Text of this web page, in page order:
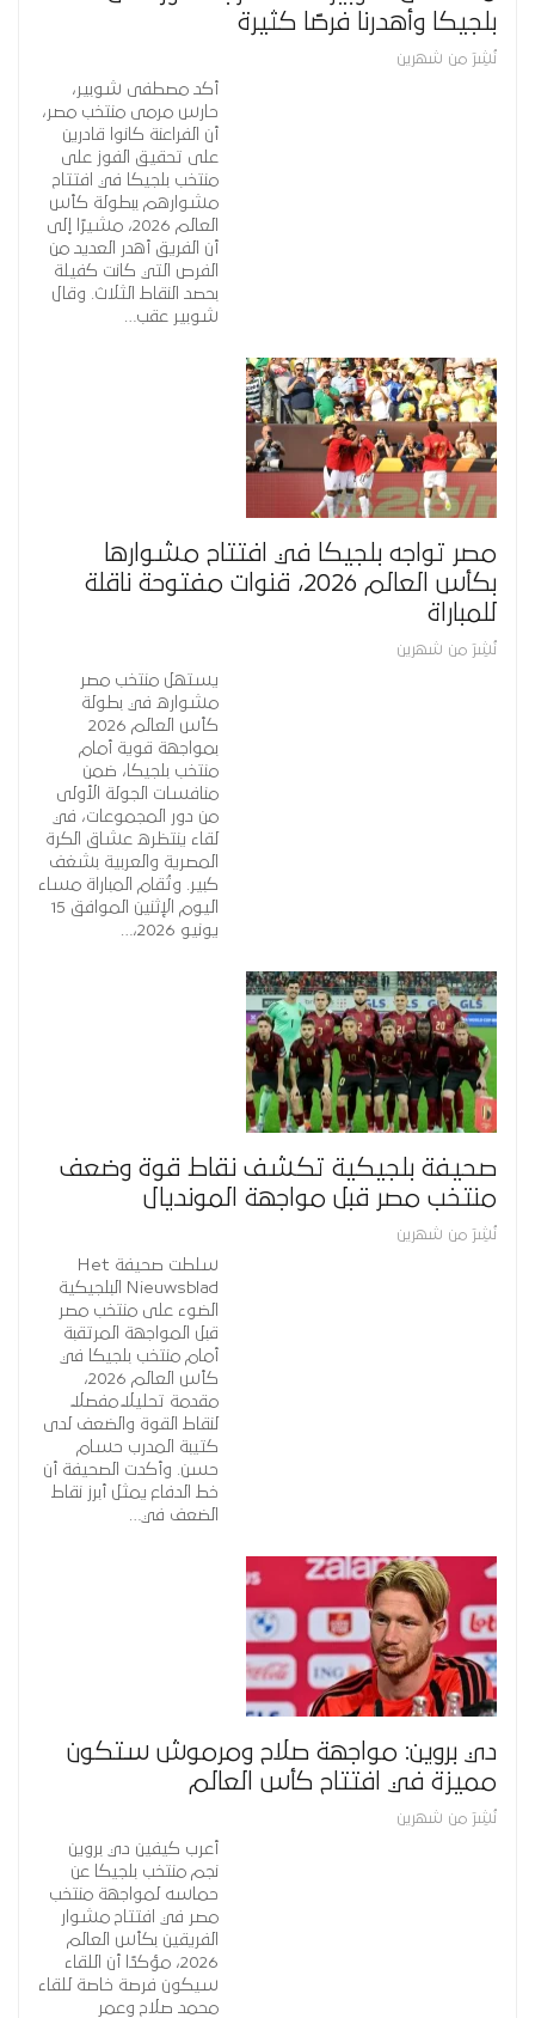
بلجيكا وأهدرنا فرصًا كثيرة
نُشِرَ من شهرين
أكد مصطفى شوبير،
حارس مرمى منتخب مصر،
أن الفراعنة كانوا قادرين
على تحقيق الفوز على
منتخب بلجيكا في افتتاح
مشوارهم ببطولة كأس
العالم 2026، مشيرًا إلى
أن الفريق أهدر العديد من
الفرص التي كانت كفيلة
بحصد النقاط الثلاث. وقال
شوبير عقب…
مصر تواجه بلجيكا في افتتاح مشوارها
بكأس العالم 2026، قنوات مفتوحة ناقلة
للمباراة
نُشِرَ من شهرين
يستهل منتخب مصر
مشواره في بطولة
كأس العالم 2026
بمواجهة قوية أمام
منتخب بلجيكا، ضمن
منافسات الجولة الأولى
من دور المجموعات، في
لقاء ينتظره عشاق الكرة
المصرية والعربية بشغف
كبير. وتُقام المباراة مساء
اليوم الإثنين الموافق 15
يونيو 2026،…
صحيفة بلجيكية تكشف نقاط قوة وضعف
منتخب مصر قبل مواجهة المونديال
نُشِرَ من شهرين
سلطت صحيفة Het
Nieuwsblad البلجيكية
الضوء على منتخب مصر
قبل المواجهة المرتقبة
أمام منتخب بلجيكا في
كأس العالم 2026،
مقدمة تحليلاً مفصلاً
لنقاط القوة والضعف لدى
كتيبة المدرب حسام
حسن. وأكدت الصحيفة أن
خط الدفاع يمثل أبرز نقاط
الضعف في…
دي بروين: مواجهة صلاح ومرموش ستكون
مميزة في افتتاح كأس العالم
نُشِرَ من شهرين
أعرب كيفين دي بروين
نجم منتخب بلجيكا عن
حماسه لمواجهة منتخب
مصر في افتتاح مشوار
الفريقين بكأس العالم
2026، مؤكدًا أن اللقاء
سيكون فرصة خاصة للقاء
محمد صلاح وعمر